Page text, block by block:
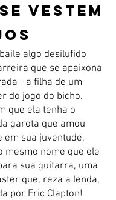
emoções e
refinada e sensível,
convida o leitor a
mais profundos
em histórias que
e
de Tempestade é
busca uma
multifacetada, onde
tempestade de
digladiantes e
VESTEM
algo desilufido
que se apaixona
- a filha de um
do jogo do bicho.
que ela tenha o
garota que amou
em sua juventude,
mesmo nome que ele
sua guitarra, uma
que, reza a lenda,
por Eric Clapton!